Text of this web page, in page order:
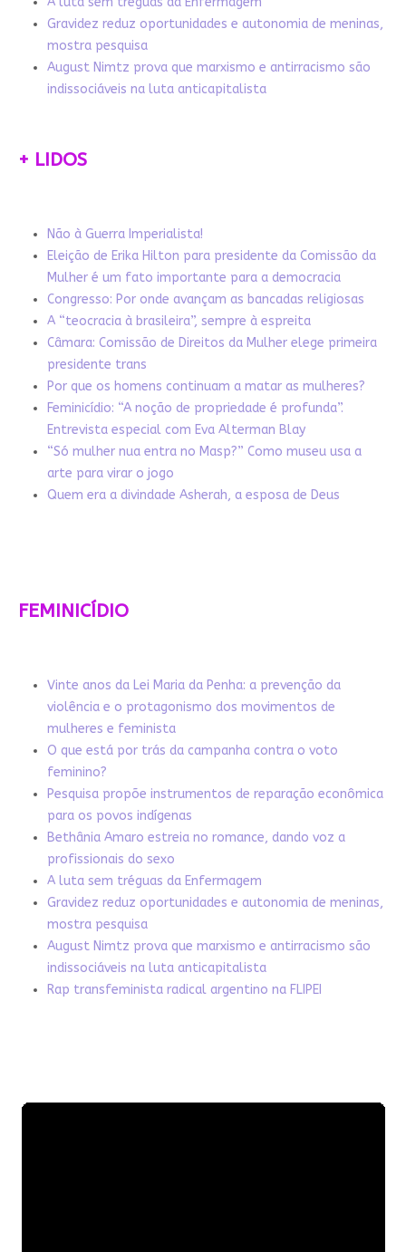
Gravidez reduz oportunidades e autonomia de meninas,
mostra pesquisa
August Nimtz prova que marxismo e antirracismo são
indissociáveis na luta anticapitalista
+ LIDOS
Não à Guerra Imperialista!
Eleição de Erika Hilton para presidente da Comissão da
Mulher é um fato importante para a democracia
Congresso: Por onde avançam as bancadas religiosas
A “teocracia à brasileira”, sempre à espreita
Câmara: Comissão de Direitos da Mulher elege primeira
presidente trans
Por que os homens continuam a matar as mulheres?
Feminicídio: “A noção de propriedade é profunda”.
Entrevista especial com Eva Alterman Blay
“Só mulher nua entra no Masp?” Como museu usa a
arte para virar o jogo
Quem era a divindade Asherah, a esposa de Deus
FEMINICÍDIO
Vinte anos da Lei Maria da Penha: a prevenção da
violência e o protagonismo dos movimentos de
mulheres e feminista
O que está por trás da campanha contra o voto
feminino?
Pesquisa propõe instrumentos de reparação econômica
para os povos indígenas
Bethânia Amaro estreia no romance, dando voz a
profissionais do sexo
A luta sem tréguas da Enfermagem
Gravidez reduz oportunidades e autonomia de meninas,
mostra pesquisa
August Nimtz prova que marxismo e antirracismo são
indissociáveis na luta anticapitalista
Rap transfeminista radical argentino na FLIPEI